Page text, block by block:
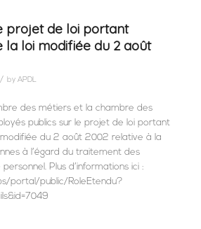
projet de loi portant
la loi modifiée du 2 août
/ by APDL
des métiers et la chambre des
publics sur le projet de loi portant
du 2 août 2002 relative à la
à l’égard du traitement des
Plus d’informations ici :
portal/public/RoleEtendu?